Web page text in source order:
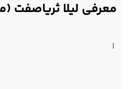
معرفی لیلا ثریاصفت
|